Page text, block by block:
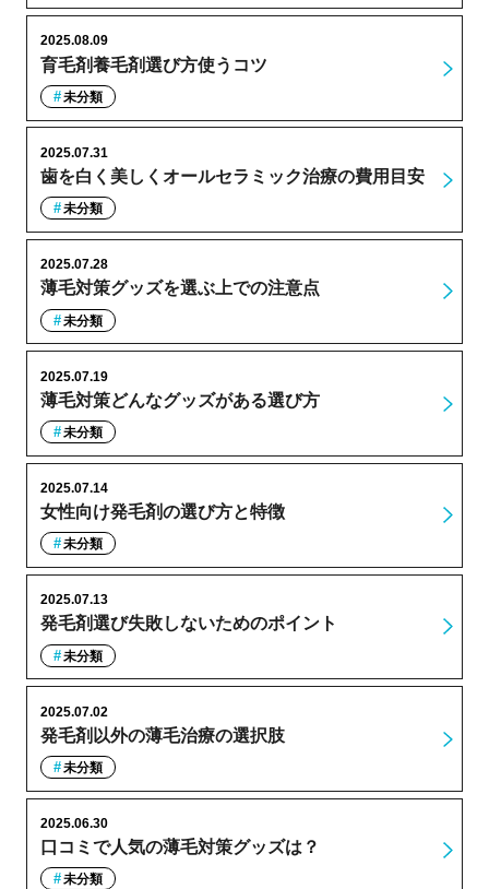
育毛剤養毛剤選び方使うコツ
2025.08.09
未分類
歯を白く美しくオールセラミック治療の費用目安
2025.07.31
未分類
薄毛対策グッズを選ぶ上での注意点
2025.07.28
未分類
薄毛対策どんなグッズがある選び方
2025.07.19
未分類
女性向け発毛剤の選び方と特徴
2025.07.14
未分類
発毛剤選び失敗しないためのポイント
2025.07.13
未分類
発毛剤以外の薄毛治療の選択肢
2025.07.02
未分類
口コミで人気の薄毛対策グッズは？
2025.06.30
未分類